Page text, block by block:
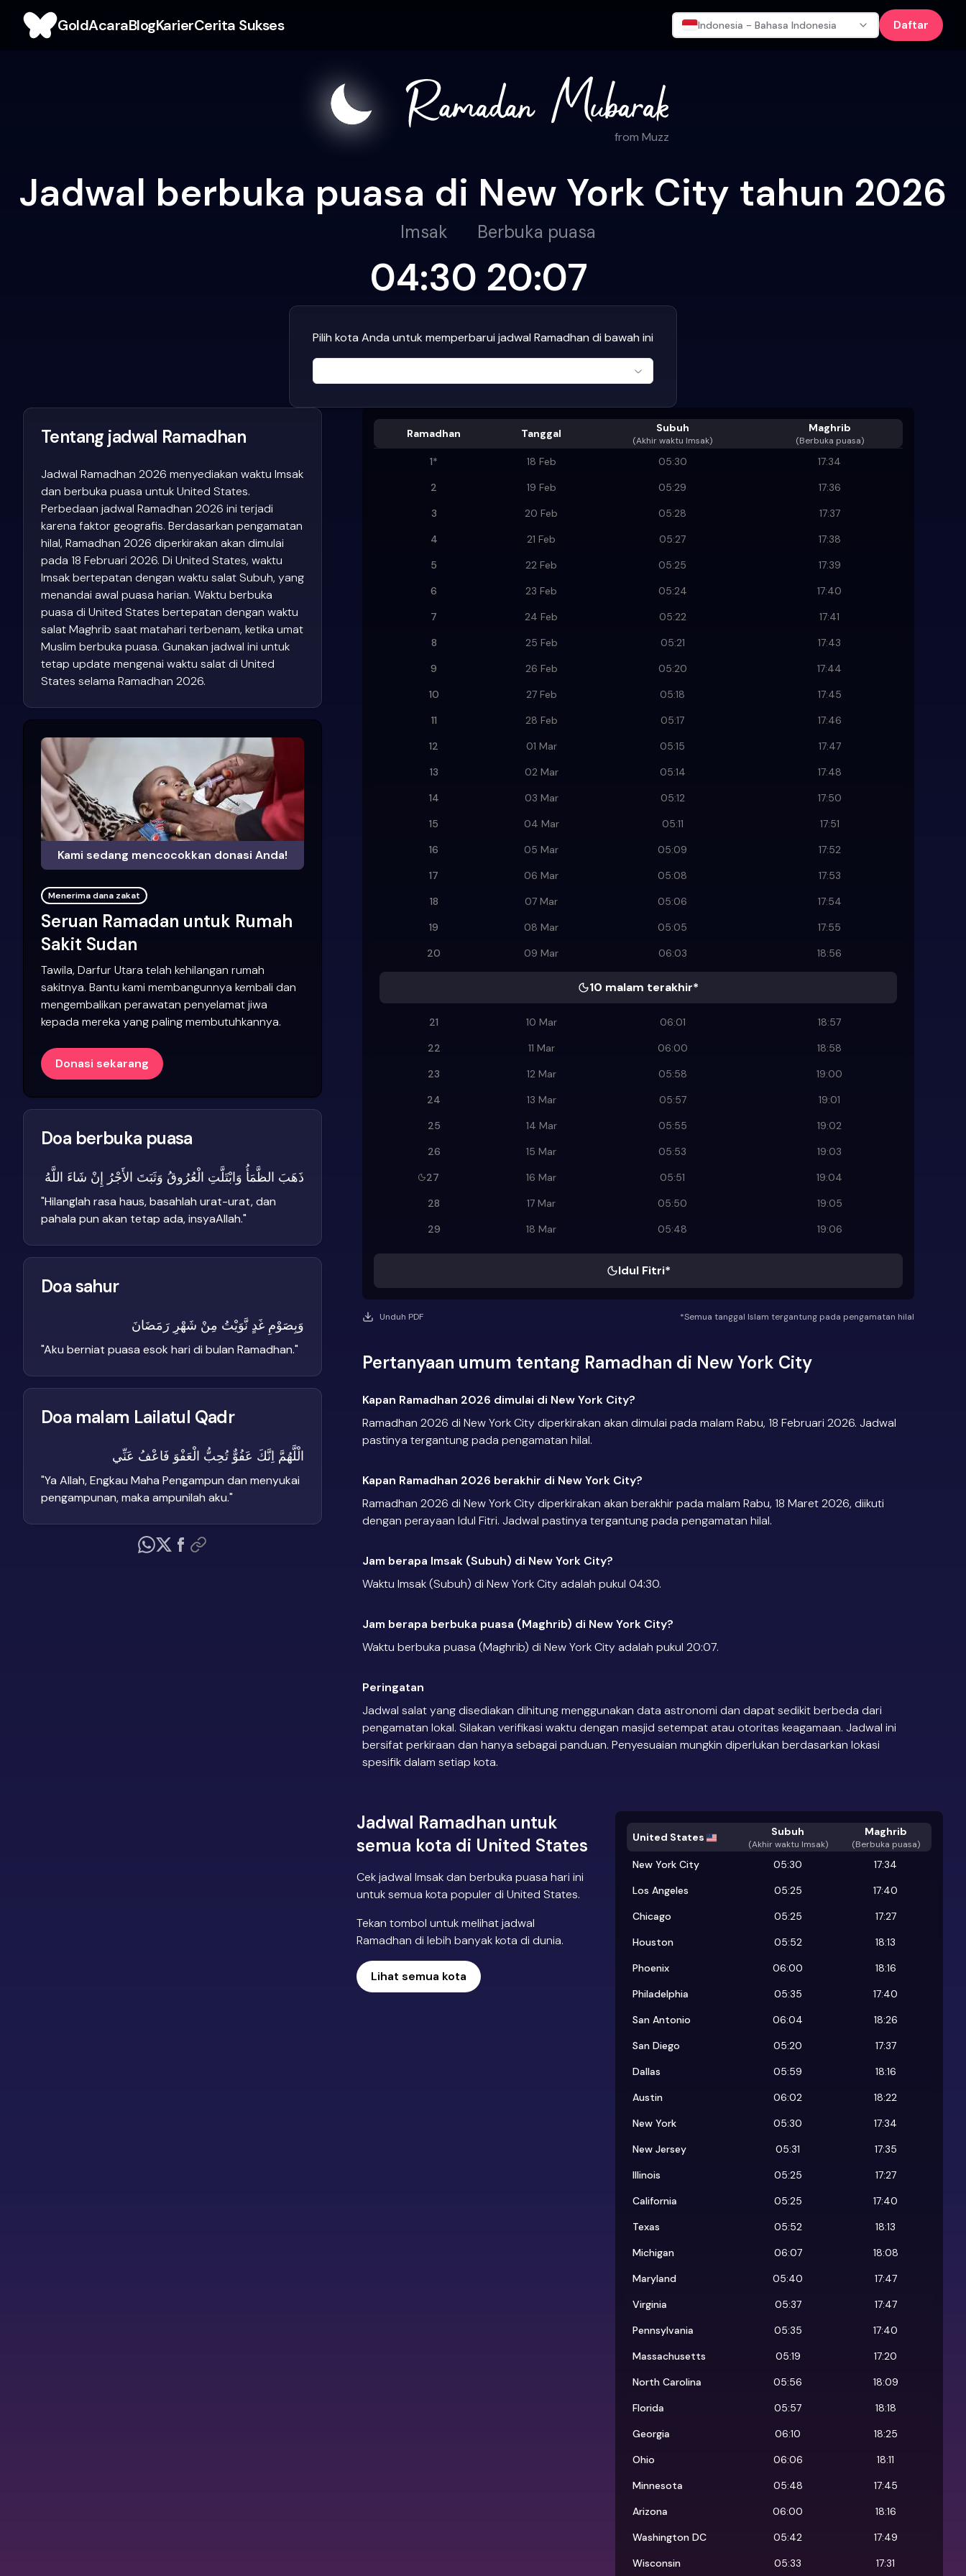
GoldAcaraBlogKarierCerita Sukses Indonesia - Bahasa Indonesia Daftar
from Muzz
Jadwal berbuka puasa di New York City tahun 2026
Imsak
04:30
Berbuka puasa
20:07
Pilih kota Anda untuk memperbarui jadwal Ramadhan di bawah ini
Ramadhan Tanggal Subuh
(Akhir waktu Imsak)
Maghrib
(Berbuka puasa)
1* 18 Feb 05:30
17:34
2
19 Feb 05:29
17:36
3
20 Feb 05:28
17:37
4
21 Feb 05:27
17:38
5
22 Feb 05:25
17:39
6
23 Feb 05:24
17:40
7
24 Feb 05:22
17:41
8
25 Feb 05:21
17:43
9
26 Feb 05:20
17:44
10
27 Feb 05:18
17:45
11
28 Feb 05:17
17:46
12
01 Mar 05:15
17:47
13
02 Mar 05:14
17:48
14
03 Mar 05:12
17:50
15
04 Mar 05:11
17:51
16
05 Mar 05:09
17:52
17
06 Mar 05:08
17:53
18
07 Mar 05:06
17:54
19
08 Mar 05:05
17:55
20
09 Mar 06:03 18:56
10 malam terakhir*
21 10 Mar 06:01
18:57
22
11 Mar 06:00
18:58
23
12 Mar 05:58
19:00
24
13 Mar 05:57
19:01
25
14 Mar 05:55
19:02
26
15 Mar 05:53
19:03
27
16 Mar 05:51
19:04
28
17 Mar 05:50
19:05
29
18 Mar 05:48 19:06
Idul Fitri*
Unduh PDF *Semua tanggal Islam tergantung pada pengamatan hilal
Pertanyaan umum tentang Ramadhan di New York City
Kapan Ramadhan 2026 dimulai di New York City?
Ramadhan 2026 di New York City diperkirakan akan dimulai pada malam Rabu, 18 Februari 2026. Jadwal
pastinya tergantung pada pengamatan hilal.
Kapan Ramadhan 2026 berakhir di New York City?
Ramadhan 2026 di New York City diperkirakan akan berakhir pada malam Rabu, 18 Maret 2026, diikuti
dengan perayaan Idul Fitri. Jadwal pastinya tergantung pada pengamatan hilal.
Jam berapa Imsak (Subuh) di New York City?
Waktu Imsak (Subuh) di New York City adalah pukul 04:30.
Jam berapa berbuka puasa (Maghrib) di New York City?
Waktu berbuka puasa (Maghrib) di New York City adalah pukul 20:07.
Peringatan
Jadwal salat yang disediakan dihitung menggunakan data astronomi dan dapat sedikit berbeda dari
pengamatan lokal. Silakan verifikasi waktu dengan masjid setempat atau otoritas keagamaan. Jadwal ini
bersifat perkiraan dan hanya sebagai panduan. Penyesuaian mungkin diperlukan berdasarkan lokasi
spesifik dalam setiap kota.
Jadwal Ramadhan untuk
semua kota di United States
Cek jadwal Imsak dan berbuka puasa hari ini
untuk semua kota populer di United States.
Tekan tombol untuk melihat jadwal
Ramadhan di lebih banyak kota di dunia.
Lihat semua kota
United States Subuh
(Akhir waktu Imsak)
Maghrib
(Berbuka puasa)
New York City 05:30
17:34
Los Angeles
05:25
17:40
Chicago
05:25
17:27
Houston
05:52
18:13
Phoenix
06:00
18:16
Philadelphia
05:35
17:40
San Antonio
06:04
18:26
San Diego
05:20
17:37
Dallas
05:59
18:16
Austin
06:02
18:22
New York
05:30
17:34
New Jersey
05:31
17:35
Illinois
05:25
17:27
California
05:25
17:40
Texas
05:52
18:13
Michigan
06:07
18:08
Maryland
05:40
17:47
Virginia
05:37
17:47
Pennsylvania
05:35
17:40
Massachusetts
05:19
17:20
North Carolina
05:56
18:09
Florida
05:57
18:18
Georgia
06:10
18:25
Ohio
06:06
18:11
Minnesota
05:48
17:45
Arizona
06:00
18:16
Washington DC
05:42
17:49
Wisconsin
05:33 17:31
Tentang jadwal Ramadhan
Jadwal Ramadhan 2026 menyediakan waktu Imsak
dan berbuka puasa untuk United States.
Perbedaan jadwal Ramadhan 2026 ini terjadi
karena faktor geografis. Berdasarkan pengamatan
hilal, Ramadhan 2026 diperkirakan akan dimulai
pada 18 Februari 2026. Di United States, waktu
Imsak bertepatan dengan waktu salat Subuh, yang
menandai awal puasa harian. Waktu berbuka
puasa di United States bertepatan dengan waktu
salat Maghrib saat matahari terbenam, ketika umat
Muslim berbuka puasa. Gunakan jadwal ini untuk
tetap update mengenai waktu salat di United
States selama Ramadhan 2026.
Kami sedang mencocokkan donasi Anda!
Menerima dana zakat
Seruan Ramadan untuk Rumah
Sakit Sudan
Tawila, Darfur Utara telah kehilangan rumah
sakitnya. Bantu kami membangunnya kembali dan
mengembalikan perawatan penyelamat jiwa
kepada mereka yang paling membutuhkannya.
Donasi sekarang
Doa berbuka puasa
ذَهَبَ الظَّمَأُ وَابْتَلَّتِ الْعُرُوقُ وَثَبَتَ الأَجْرُ إِنْ شَاءَ اللَّهُ
"Hilanglah rasa haus, basahlah urat-urat, dan
pahala pun akan tetap ada, insyaAllah."
Doa sahur
وَبِصَوْمِ غَدٍ نَّوَيْتُ مِنْ شَهْرِ رَمَضَانَ
"Aku berniat puasa esok hari di bulan Ramadhan."
Doa malam Lailatul Qadr
الْلَّهُمَّ اِنَّكَ عَفُوٌّ تُحِبُّ الْعَفْوَ فَاعْفُ عَنِّي
"Ya Allah, Engkau Maha Pengampun dan menyukai
pengampunan, maka ampunilah aku."